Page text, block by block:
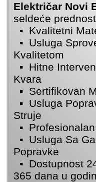
Električar Novi
seldeće
▪ Kvalitetni
▪ Usluga
Kvalitetom
▪ Hitne
Kvara
▪ Sertifikovan
▪ Usluga
Struje
▪
▪ Usluga Sa
Popravke
▪ Dostupnost
365 dana u